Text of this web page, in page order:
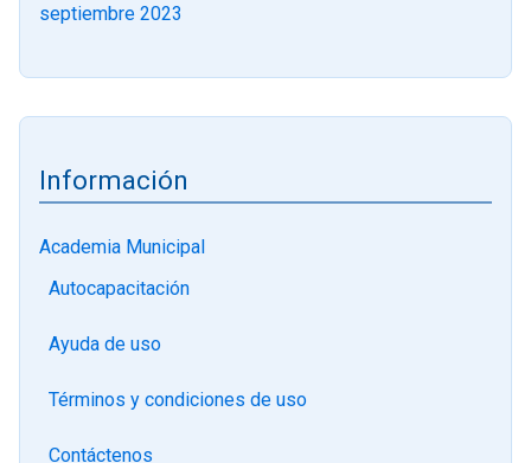
septiembre 2023
Información
Academia Municipal
Autocapacitación
Ayuda de uso
Términos y condiciones de uso
Contáctenos